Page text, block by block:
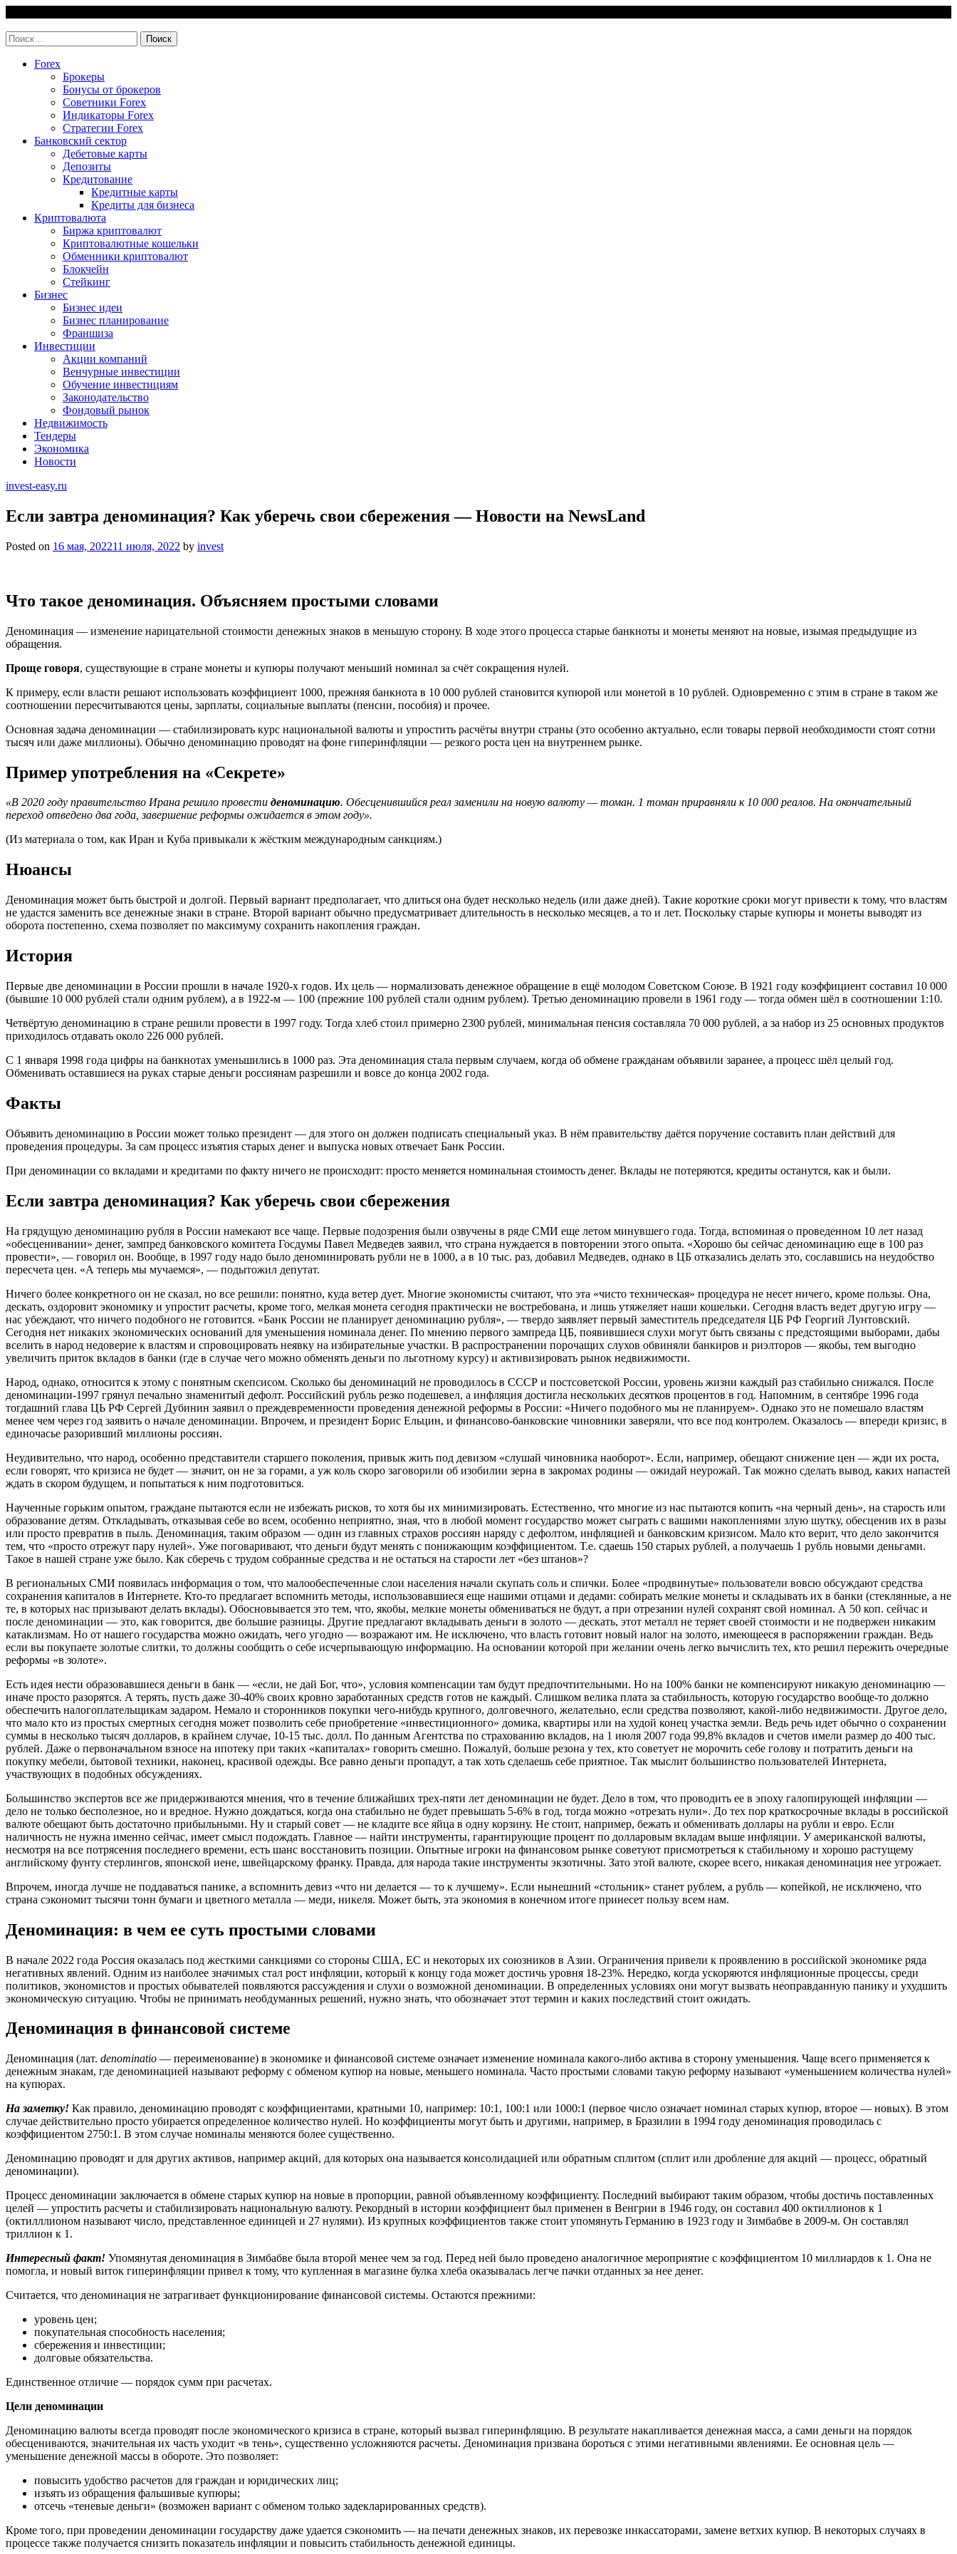
content
Найти:
Forex
Брокеры
Бонусы от брокеров
Советники Forex
Индикаторы Forex
Стратегии Forex
Банковский сектор
Дебетовые карты
Депозиты
Кредитование
Кредитные карты
Кредиты для бизнеса
Криптовалюта
Биржа криптовалют
Криптовалютные кошельки
Обменники криптовалют
Блокчейн
Стейкинг
Бизнес
Бизнес идеи
Бизнес планирование
Франшиза
Инвестиции
Акции компаний
Венчурные инвестиции
Обучение инвестициям
Законодательство
Фондовый рынок
Недвижимость
Тендеры
Экономика
Новости
invest-easy.ru
Если завтра деноминация? Как уберечь свои сбережения — Новости на NewsLand
Posted on 16 мая, 202211 июля, 2022 by invest
Что такое деноминация. Объясняем простыми словами
Деноминация — изменение нарицательной стоимости денежных знаков в меньшую сторону. В ходе этого процесса старые банкноты и монеты меняют на новые, изымая предыдущие из
обращения.
Проще говоря, существующие в стране монеты и купюры получают меньший номинал за счёт сокращения нулей.
К примеру, если власти решают использовать коэффициент 1000, прежняя банкнота в 10 000 рублей становится купюрой или монетой в 10 рублей. Одновременно с этим в стране в таком же
соотношении пересчитываются цены, зарплаты, социальные выплаты (пенсии, пособия) и прочее.
Основная задача деноминации — стабилизировать курс национальной валюты и упростить расчёты внутри страны (это особенно актуально, если товары первой необходимости стоят сотни
тысяч или даже миллионы). Обычно деноминацию проводят на фоне гиперинфляции — резкого роста цен на внутреннем рынке.
Пример употребления на «Секрете»
«В 2020 году правительство Ирана решило провести деноминацию. Обесценившийся реал заменили на новую валюту — томан. 1 томан приравняли к 10 000 реалов. На окончательный
переход отведено два года, завершение реформы ожидается в этом году».
(Из материала о том, как Иран и Куба привыкали к жёстким международным санкциям.)
Нюансы
Деноминация может быть быстрой и долгой. Первый вариант предполагает, что длиться она будет несколько недель (или даже дней). Такие короткие сроки могут привести к тому, что властям
не удастся заменить все денежные знаки в стране. Второй вариант обычно предусматривает длительность в несколько месяцев, а то и лет. Поскольку старые купюры и монеты выводят из
оборота постепенно, схема позволяет по максимуму сохранить накопления граждан.
История
Первые две деноминации в России прошли в начале 1920-х годов. Их цель — нормализовать денежное обращение в ещё молодом Советском Союзе. В 1921 году коэффициент составил 10 000
(бывшие 10 000 рублей стали одним рублем), а в 1922-м — 100 (прежние 100 рублей стали одним рублем). Третью деноминацию провели в 1961 году — тогда обмен шёл в соотношении 1:10.
Четвёртую деноминацию в стране решили провести в 1997 году. Тогда хлеб стоил примерно 2300 рублей, минимальная пенсия составляла 70 000 рублей, а за набор из 25 основных продуктов
приходилось отдавать около 226 000 рублей.
С 1 января 1998 года цифры на банкнотах уменьшились в 1000 раз. Эта деноминация стала первым случаем, когда об обмене гражданам объявили заранее, а процесс шёл целый год.
Обменивать оставшиеся на руках старые деньги россиянам разрешили и вовсе до конца 2002 года.
Факты
Объявить деноминацию в России может только президент — для этого он должен подписать специальный указ. В нём правительству даётся поручение составить план действий для
проведения процедуры. За сам процесс изъятия старых денег и выпуска новых отвечает Банк России.
При деноминации со вкладами и кредитами по факту ничего не происходит: просто меняется номинальная стоимость денег. Вклады не потеряются, кредиты останутся, как и были.
Если завтра деноминация? Как уберечь свои сбережения
На грядущую деноминацию рубля в России намекают все чаще. Первые подозрения были озвучены в ряде СМИ еще летом минувшего года. Тогда, вспоминая о проведенном 10 лет назад
«обесценивании» денег, зампред банковского комитета Госдумы Павел Медведев заявил, что страна нуждается в повторении этого опыта. «Хорошо бы сейчас деноминацию еще в 100 раз
провести», — говорил он. Вообще, в 1997 году надо было деноминировать рубли не в 1000, а в 10 тыс. раз, добавил Медведев, однако в ЦБ отказались делать это, сославшись на неудобство
пересчета цен. «А теперь мы мучаемся», — подытожил депутат.
Ничего более конкретного он не сказал, но все решили: понятно, куда ветер дует. Многие экономисты считают, что эта «чисто техническая» процедура не несет ничего, кроме пользы. Она,
дескать, оздоровит экономику и упростит расчеты, кроме того, мелкая монета сегодня практически не востребована, и лишь утяжеляет наши кошельки. Сегодня власть ведет другую игру —
нас убеждают, что ничего подобного не готовится. «Банк России не планирует деноминацию рубля», — твердо заявляет первый заместитель председателя ЦБ РФ Георгий Лунтовский.
Сегодня нет никаких экономических оснований для уменьшения номинала денег. По мнению первого зампреда ЦБ, появившиеся слухи могут быть связаны с предстоящими выборами, дабы
вселить в народ недоверие к властям и спровоцировать неявку на избирательные участки. В распространении порочащих слухов обвиняли банкиров и риэлторов — якобы, тем выгодно
увеличить приток вкладов в банки (где в случае чего можно обменять деньги по льготному курсу) и активизировать рынок недвижимости.
Народ, однако, относится к этому с понятным скепсисом. Сколько бы деноминаций не проводилось в СССР и постсоветской России, уровень жизни каждый раз стабильно снижался. После
деноминации-1997 грянул печально знаменитый дефолт. Российский рубль резко подешевел, а инфляция достигла нескольких десятков процентов в год. Напомним, в сентябре 1996 года
тогдашний глава ЦЬ РФ Сергей Дубинин заявил о преждевременности проведения денежной реформы в России: «Ничего подобного мы не планируем». Однако это не помешало властям
менее чем через год заявить о начале деноминации. Впрочем, и президент Борис Ельцин, и финансово-банковские чиновники заверяли, что все под контролем. Оказалось — впереди кризис, в
единочасье разоривший миллионы россиян.
Неудивительно, что народ, особенно представители старшего поколения, привык жить под девизом «слушай чиновника наоборот». Если, например, обещают снижение цен — жди их роста,
если говорят, что кризиса не будет — значит, он не за горами, а уж коль скоро заговорили об изобилии зерна в закромах родины — ожидай неурожай. Так можно сделать вывод, каких напастей
ждать в скором будущем, и попытаться к ним подготовиться.
Наученные горьким опытом, граждане пытаются если не избежать рисков, то хотя бы их минимизировать. Естественно, что многие из нас пытаются копить «на черный день», на старость или
образование детям. Откладывать, отказывая себе во всем, особенно неприятно, зная, что в любой момент государство может сыграть с вашими накоплениями злую шутку, обесценив их в разы
или просто превратив в пыль. Деноминация, таким образом — один из главных страхов россиян наряду с дефолтом, инфляцией и банковским кризисом. Мало кто верит, что дело закончится
тем, что «просто отрежут пару нулей». Уже поговаривают, что деньги будут менять с понижающим коэффициентом. Т.е. сдаешь 150 старых рублей, а получаешь 1 рубль новыми деньгами.
Такое в нашей стране уже было. Как сберечь с трудом собранные средства и не остаться на старости лет «без штанов»?
В региональных СМИ появилась информация о том, что малообеспеченные слои населения начали скупать соль и спички. Более «продвинутые» пользователи вовсю обсуждают средства
сохранения капиталов в Интернете. Кто-то предлагает вспомнить методы, использовавшиеся еще нашими отцами и дедами: собирать мелкие монеты и складывать их в банки (стеклянные, а не
те, в которых нас призывают делать вклады). Обосновывается это тем, что, якобы, мелкие монеты обмениваться не будут, а при отрезании нулей сохранят свой номинал. А 50 коп. сейчас и
после деноминации — это, как говорится, две большие разницы. Другие предлагают вкладывать деньги в золото — дескать, этот металл не теряет своей стоимости и не подвержен никаким
катаклизмам. Но от нашего государства можно ожидать, чего угодно — возражают им. Не исключено, что власть готовит новый налог на золото, имеющееся в распоряжении граждан. Ведь
если вы покупаете золотые слитки, то должны сообщить о себе исчерпывающую информацию. На основании которой при желании очень легко вычислить тех, кто решил пережить очередные
реформы «в золоте».
Есть идея нести образовавшиеся деньги в банк — «если, не дай Бог, что», условия компенсации там будут предпочтительными. Но на 100% банки не компенсируют никакую деноминацию —
иначе просто разорятся. А терять, пусть даже 30-40% своих кровно заработанных средств готов не каждый. Слишком велика плата за стабильность, которую государство вообще-то должно
обеспечить налогоплательщикам задаром. Немало и сторонников покупки чего-нибудь крупного, долговечного, желательно, если средства позволяют, какой-либо недвижимости. Другое дело,
что мало кто из простых смертных сегодня может позволить себе приобретение «инвестиционного» домика, квартиры или на худой конец участка земли. Ведь речь идет обычно о сохранении
суммы в несколько тысяч долларов, в крайнем случае, 10-15 тыс. долл. По данным Агентства по страхованию вкладов, на 1 июля 2007 года 99,8% вкладов и счетов имели размер до 400 тыс.
рублей. Даже о первоначальном взносе на ипотеку при таких «капиталах» говорить смешно. Пожалуй, больше резона у тех, кто советует не морочить себе голову и потратить деньги на
покупку мебели, бытовой техники, наконец, красивой одежды. Все равно деньги пропадут, а так хоть сделаешь себе приятное. Так мыслит большинство пользователей Интернета,
участвующих в подобных обсуждениях.
Большинство экспертов все же придерживаются мнения, что в течение ближайших трех-пяти лет деноминации не будет. Дело в том, что проводить ее в эпоху галопирующей инфляции —
дело не только бесполезное, но и вредное. Нужно дождаться, когда она стабильно не будет превышать 5-6% в год, тогда можно «отрезать нули». До тех пор краткосрочные вклады в российской
валюте обещают быть достаточно прибыльными. Ну и старый совет — не кладите все яйца в одну корзину. Не стоит, например, бежать и обменивать доллары на рубли и евро. Если
наличность не нужна именно сейчас, имеет смысл подождать. Главное — найти инструменты, гарантирующие процент по долларовым вкладам выше инфляции. У американской валюты,
несмотря на все потрясения последнего времени, есть шанс восстановить позиции. Опытные игроки на финансовом рынке советуют присмотреться к стабильному и хорошо растущему
английскому фунту стерлингов, японской иене, швейцарскому франку. Правда, для народа такие инструменты экзотичны. Зато этой валюте, скорее всего, никакая деноминация нее угрожает.
Впрочем, иногда лучше не поддаваться панике, а вспомнить девиз «что ни делается — то к лучшему». Если нынешний «стольник» станет рублем, а рубль — копейкой, не исключено, что
страна сэкономит тысячи тонн бумаги и цветного металла — меди, никеля. Может быть, эта экономия в конечном итоге принесет пользу всем нам.
Деноминация: в чем ее суть простыми словами
В начале 2022 года Россия оказалась под жесткими санкциями со стороны США, ЕС и некоторых их союзников в Азии. Ограничения привели к проявлению в российской экономике ряда
негативных явлений. Одним из наиболее значимых стал рост инфляции, который к концу года может достичь уровня 18-23%. Нередко, когда ускоряются инфляционные процессы, среди
политиков, экономистов и простых обывателей появляются рассуждения и слухи о возможной деноминации. В определенных условиях они могут вызвать неоправданную панику и ухудшить
экономическую ситуацию. Чтобы не принимать необдуманных решений, нужно знать, что обозначает этот термин и каких последствий стоит ожидать.
Деноминация в финансовой системе
Деноминация (лат. denominatio — переименование) в экономике и финансовой системе означает изменение номинала какого-либо актива в сторону уменьшения. Чаще всего применяется к
денежным знакам, где деноминацией называют реформу с обменом купюр на новые, меньшего номинала. Часто простыми словами такую реформу называют «уменьшением количества нулей»
на купюрах.
На заметку! Как правило, деноминацию проводят с коэффициентами, кратными 10, например: 10:1, 100:1 или 1000:1 (первое число означает номинал старых купюр, второе — новых). В этом
случае действительно просто убирается определенное количество нулей. Но коэффициенты могут быть и другими, например, в Бразилии в 1994 году деноминация проводилась с
коэффициентом 2750:1. В этом случае номиналы меняются более существенно.
Деноминацию проводят и для других активов, например акций, для которых она называется консолидацией или обратным сплитом (сплит или дробление для акций — процесс, обратный
деноминации).
Процесс деноминации заключается в обмене старых купюр на новые в пропорции, равной объявленному коэффициенту. Последний выбирают таким образом, чтобы достичь поставленных
целей — упростить расчеты и стабилизировать национальную валюту. Рекордный в истории коэффициент был применен в Венгрии в 1946 году, он составил 400 октиллионов к 1
(октилллионом называют число, представленное единицей и 27 нулями). Из крупных коэффициентов также стоит упомянуть Германию в 1923 году и Зимбабве в 2009-м. Он составлял
триллион к 1.
Интересный факт! Упомянутая деноминация в Зимбабве была второй менее чем за год. Перед ней было проведено аналогичное мероприятие с коэффициентом 10 миллиардов к 1. Она не
помогла, и новый виток гиперинфляции привел к тому, что купленная в магазине булка хлеба оказывалась легче пачки отданных за нее денег.
Считается, что деноминация не затрагивает функционирование финансовой системы. Остаются прежними:
уровень цен;
покупательная способность населения;
сбережения и инвестиции;
долговые обязательства.
Единственное отличие — порядок сумм при расчетах.
Цели деноминации
Деноминацию валюты всегда проводят после экономического кризиса в стране, который вызвал гиперинфляцию. В результате накапливается денежная масса, а сами деньги на порядок
обесцениваются, значительная их часть уходит «в тень», существенно усложняются расчеты. Деноминация призвана бороться с этими негативными явлениями. Ее основная цель —
уменьшение денежной массы в обороте. Это позволяет:
повысить удобство расчетов для граждан и юридических лиц;
изъять из обращения фальшивые купюры;
отсечь «теневые деньги» (возможен вариант с обменом только задекларированных средств).
Кроме того, при проведении деноминации государству даже удается сэкономить — на печати денежных знаков, их перевозке инкассаторами, замене ветхих купюр. В некоторых случаях в
процессе также получается снизить показатель инфляции и повысить стабильность денежной единицы.